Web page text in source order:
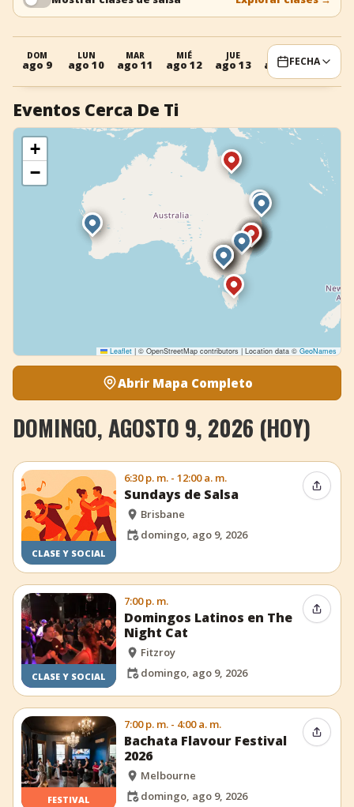
+ Añadir evento
DOM
ago 9
LUN
ago 10
MAR
ago 11
MIÉ
ago 12
JUE
ago 13
VIE
ago 14 ago 15
FECHA
Eventos Cerca De Ti
+
−
Leaflet |© OpenStreetMap contributors | Location data ©GeoNames
Abrir Mapa Completo
DOMINGO, AGOSTO 9, 2026 (HOY)
CLASE Y SOCIAL
6:30 p. m. - 12:00 a. m.
Sundays de Salsa
Brisbane
domingo, ago 9, 2026
CLASE Y SOCIAL
7:00 p. m.
Domingos Latinos en The
Night Cat
Fitzroy
domingo, ago 9, 2026
FESTIVAL
7:00 p. m. - 4:00 a. m.
Bachata Flavour Festival
2026
Melbourne
domingo, ago 9, 2026